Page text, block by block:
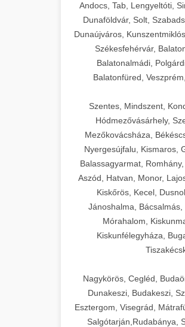
Andocs, Tab, Lengyeltóti,
Dunaföldvár, Solt,
Dunaújváros,
Székesfehérvár,
Balatonalmádi,
Balatonfüred,
Szentes, Mindszent,
Hódmezővásárhely,
Mezőkovácsháza,
Nyergesújfalu, Kismaros,
Balassagyarmat,
Aszód, Hatvan, Monor,
Kiskőrös, Kecel,
Jánoshalma, Bácsalmás,
Mórahalom,
Kiskunfélegyháza,
Nagykörös, Cegléd,
Dunakeszi, Budakeszi,
Esztergom, Visegrád,
Salgótarján,Rudabánya,